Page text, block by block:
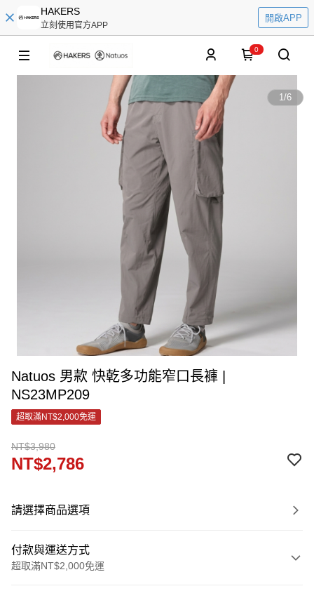
HAKERS
立刻使用官方APP
開啟APP
0
1/6
Natuos 男款 快乾多功能窄口長褲 |
NS23MP209
超取滿NT$2,000免運
NT$3,980
NT$2,786
請選擇商品選項
付款與運送方式
超取滿NT$2,000免運